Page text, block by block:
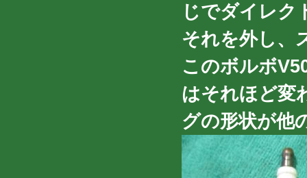
じでダイレク
それを外し、
このボルボ
はそれほど変
グの形状が他